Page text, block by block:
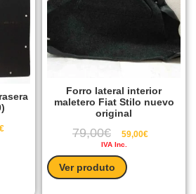
Forro lateral interior
maletero Fiat Stilo nuevo
original
79,00€ 59,00€
IVA Inc.
Ver produto